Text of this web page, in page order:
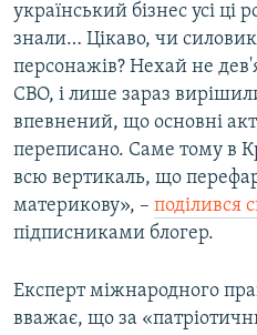
український бізнес усі
знали… Цікаво, чи
персонажів? Нехай не
СВО, і лише зараз
впевнений, що основні
переписано. Саме тому в
всю вертикаль, що
материкову», – поділився
підписниками блогер.
Експерт міжнародного
вважає, що за